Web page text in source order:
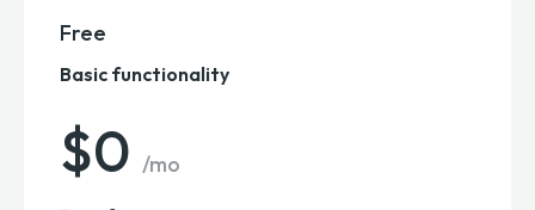
Free
Basic functionality
$0 /mo